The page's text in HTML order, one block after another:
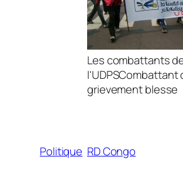
Les combattants
l'UDPSCombattant
grievement blesse
Politique RD Congo